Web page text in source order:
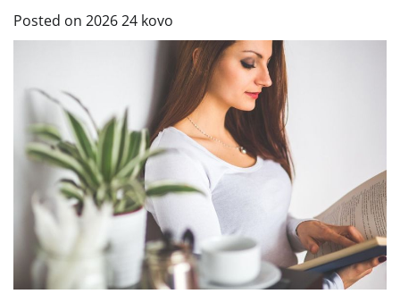
Posted on 2026 24 kovo